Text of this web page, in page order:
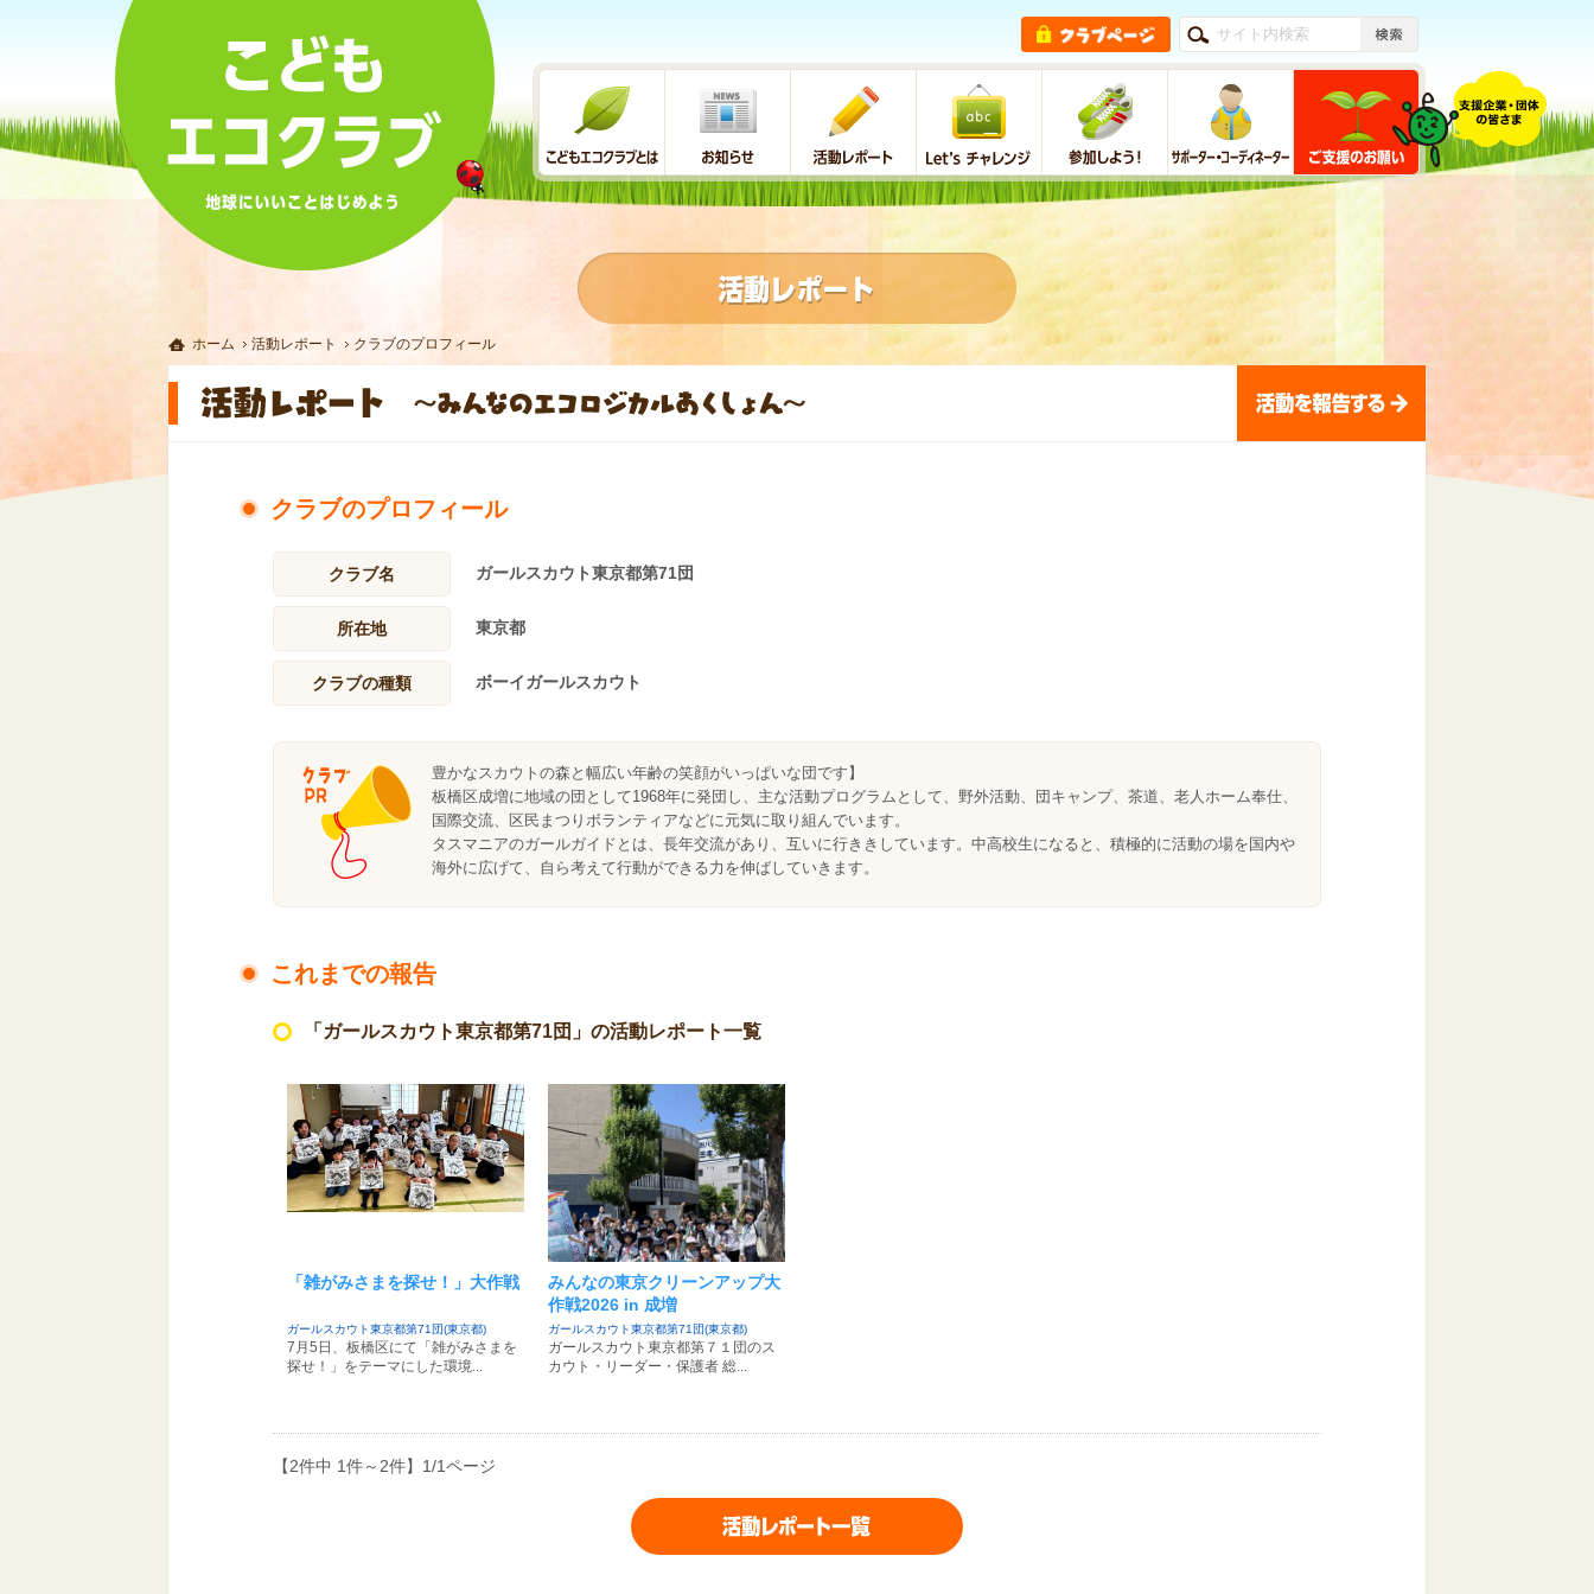
ホーム 活動レポート クラブのプロフィール
クラブのプロフィール
クラブ名 ガールスカウト東京都第71団
所在地 東京都
クラブの種類 ボーイガールスカウト
豊かなスカウトの森と幅広い年齢の笑顔がいっぱいな団です】
板橋区成増に地域の団として1968年に発団し、主な活動プログラムとして、野外活動、団キャンプ、茶道、老人ホーム奉仕、
国際交流、区民まつりボランティアなどに元気に取り組んでいます。
タスマニアのガールガイドとは、長年交流があり、互いに行ききしています。中高校生になると、積極的に活動の場を国内や
海外に広げて、自ら考えて行動ができる力を伸ばしていきます。
これまでの報告
「ガールスカウト東京都第71団」の活動レポート一覧
「雑がみさまを探せ！」大作戦
ガールスカウト東京都第71団(東京都)
7月5日、板橋区にて「雑がみさまを
探せ！」をテーマにした環境...
みんなの東京クリーンアップ大
作戦2026 in 成増
ガールスカウト東京都第71団(東京都)
ガールスカウト東京都第７１団のス
カウト・リーダー・保護者 総...
【2件中 1件～2件】1/1ページ